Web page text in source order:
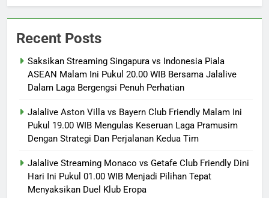
Recent Posts
Saksikan Streaming Singapura vs Indonesia Piala
ASEAN Malam Ini Pukul 20.00 WIB Bersama Jalalive
Dalam Laga Bergengsi Penuh Perhatian
Jalalive Aston Villa vs Bayern Club Friendly Malam Ini
Pukul 19.00 WIB Mengulas Keseruan Laga Pramusim
Dengan Strategi Dan Perjalanan Kedua Tim
Jalalive Streaming Monaco vs Getafe Club Friendly Dini
Hari Ini Pukul 01.00 WIB Menjadi Pilihan Tepat
Menyaksikan Duel Klub Eropa